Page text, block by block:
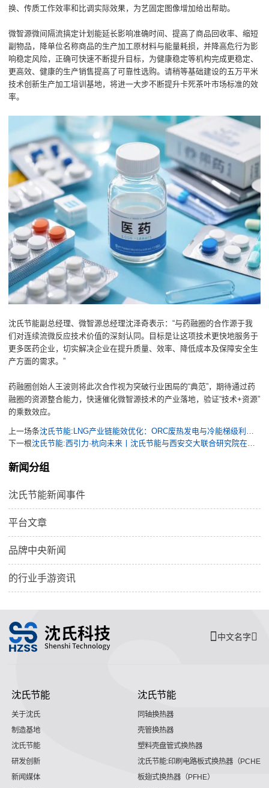
换、传质工作效率和比调实际效果，为艺固定图像增加给出帮助。
微智源微间隔流搞定计划能延长影响准确时间、提高了商品回收率、缩短
副物品，降单位名称商品的生产加工原材料与能量耗损，并降高危行为影
响稳定风险，正确可快速不断提升目标，为健康稳定等机构完成更稳定、
更高效、健康的生产销售提高了可靠性选购。请稍等基础建设的五万平米
技术创新生产加工培训基地，将进一大步不断提升卡死茶叶市场标准的效
率。
沈氏节能副总经理、微智源总经理沈泽奇表示：“与药融圈的合作源于我
们对连续流微反应技术价值的深刻认同。目标是让这项技术更快地服务于
更多医药企业，切实解决企业在提升质量、效率、降低成本及保障安全生
产方面的需求。”
药融圈创始人王波则将此次合作视为突破行业困局的“典范”，期待通过药
融圈的资源整合能力，快速催化微智源技术的产业落地，验证“技术+资源”
的乘数效应。
上一场条
下一根
新闻分组
沈氏节能新闻事件
平台文章
品牌中央新闻
的行业手游资讯
中文名字
沈氏节能
关于沈氏
制造基地
沈氏节能
研发创新
新闻媒体
沈氏节能
同轴换热器
壳管换热器
塑料壳盘管式换热器
沈氏节能:印刷电路板式换热器（PCHE）
板翅式换热器（PFHE）